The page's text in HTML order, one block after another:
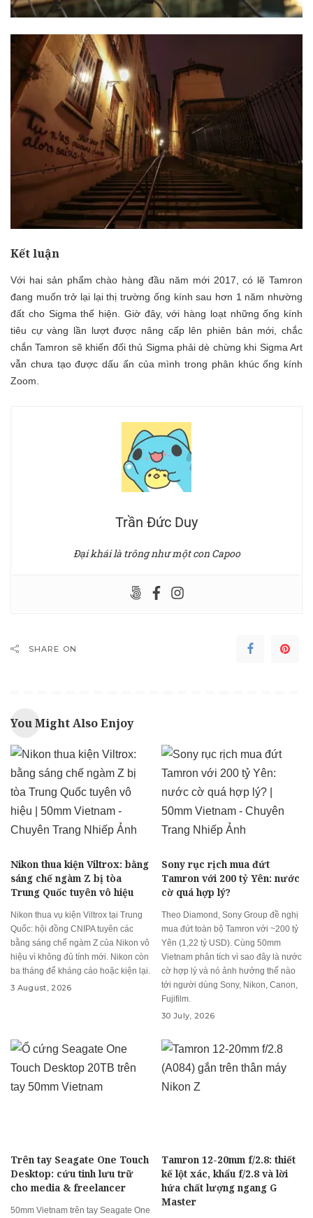
Kết luận
Với hai sản phẩm chào hàng đầu năm mới 2017, có lẽ Tamron
đang muốn trở lại lại thị trường ống kính sau hơn 1 năm nhường
đất cho Sigma thể hiện. Giờ đây, với hàng loạt những ống kính
tiêu cự vàng lần lượt được nâng cấp lên phiên bản mới, chắc
chắn Tamron sẽ khiến đối thủ Sigma phải dè chừng khi Sigma Art
vẫn chưa tạo được dấu ấn của mình trong phân khúc ống kính
Zoom.
Trần Đức Duy
Đại khái là trông như một con Capoo
SHARE ON
You Might Also Enjoy
Nikon thua kiện Viltrox: bằng
sáng chế ngàm Z bị tòa
Trung Quốc tuyên vô hiệu
Nikon thua vụ kiện Viltrox tại Trung
Quốc: hội đồng CNIPA tuyên các
bằng sáng chế ngàm Z của Nikon vô
hiệu vì không đủ tính mới. Nikon còn
ba tháng để kháng cáo hoặc kiện lại.
3 August, 2026
Sony rục rịch mua đứt
Tamron với 200 tỷ Yên: nước
cờ quá hợp lý?
Theo Diamond, Sony Group đề nghị
mua đứt toàn bộ Tamron với ~200 tỷ
Yên (1,22 tỷ USD). Cùng 50mm
Vietnam phân tích vì sao đây là nước
cờ hợp lý và nó ảnh hưởng thế nào
tới người dùng Sony, Nikon, Canon,
Fujifilm.
30 July, 2026
Trên tay Seagate One Touch
Desktop: cứu tinh lưu trữ
cho media & freelancer
50mm Vietnam trên tay Seagate One
Tamron 12-20mm f/2.8: thiết
kế lột xác, khẩu f/2.8 và lời
hứa chất lượng ngang G
Master